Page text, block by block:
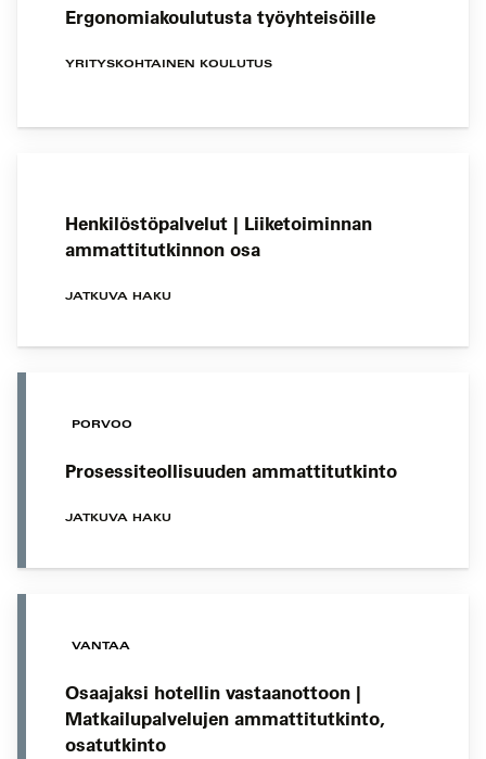
Ergonomiakoulutusta työyhteisöille
YRITYSKOHTAINEN KOULUTUS
Henkilöstöpalvelut | Liiketoiminnan
ammattitutkinnon osa
JATKUVA HAKU
PORVOO
Prosessiteollisuuden ammattitutkinto
JATKUVA HAKU
VANTAA
Osaajaksi hotellin vastaanottoon |
Matkailupalvelujen ammattitutkinto,
osatutkinto